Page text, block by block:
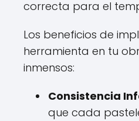
correcta para el
Los beneficios de
herramienta en tu
inmensos:
Consistencia
que cada